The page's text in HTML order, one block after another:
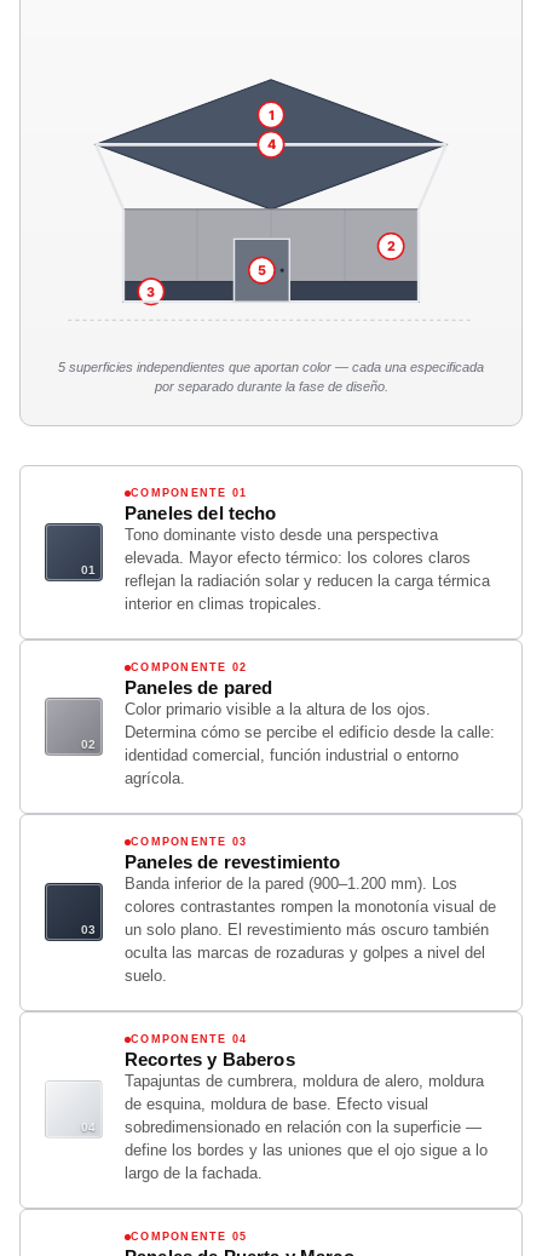
1
2
3
4
5
5 superficies independientes que aportan color — cada una especificada
por separado durante la fase de diseño.
COMPONENTE 01
Paneles del techo
Tono dominante visto desde una perspectiva
elevada. Mayor efecto térmico: los colores claros
reflejan la radiación solar y reducen la carga térmica
interior en climas tropicales.
COMPONENTE 02
Paneles de pared
Color primario visible a la altura de los ojos.
Determina cómo se percibe el edificio desde la calle:
identidad comercial, función industrial o entorno
agrícola.
COMPONENTE 03
Paneles de revestimiento
Banda inferior de la pared (900–1.200 mm). Los
colores contrastantes rompen la monotonía visual de
un solo plano. El revestimiento más oscuro también
oculta las marcas de rozaduras y golpes a nivel del
suelo.
COMPONENTE 04
Recortes y Baberos
Tapajuntas de cumbrera, moldura de alero, moldura
de esquina, moldura de base. Efecto visual
sobredimensionado en relación con la superficie —
define los bordes y las uniones que el ojo sigue a lo
largo de la fachada.
COMPONENTE 05